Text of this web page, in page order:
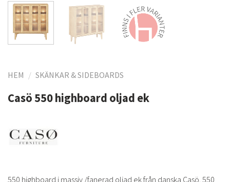
HEM / SKÄNKAR & SIDEBOARDS
Casö 550 highboard oljad ek
550 highboard i massiv /fanerad oljad ek från danska Casö. 550